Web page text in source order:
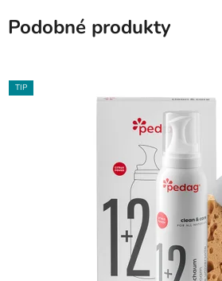
Podobné produkty
TIP